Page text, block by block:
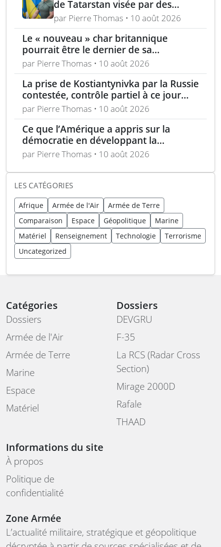
de Tatarstan visée par des
bombardements
par Pierre Thomas • 10 août 2026
Le « nouveau » char britannique
pourrait être le dernier de sa
génération
par Pierre Thomas • 10 août 2026
La prise de Kostiantynivka par la Russie
contestée, contrôle partiel à ce jour
selon Londres
par Pierre Thomas • 10 août 2026
Ce que l’Amérique a appris sur la
démocratie en développant la
technologie furtive
par Pierre Thomas • 10 août 2026
LES CATÉGORIES
Afrique Armée de l'Air
Armée de Terre
Comparaison
Espace Géopolitique
Marine
Matériel
Renseignement Technologie
Terrorisme
Uncategorized
Catégories
Dossiers
Armée de l'Air
Armée de Terre
Marine
Espace
Matériel
Dossiers
DEVGRU
F-35
La RCS (Radar Cross
Section)
Mirage 2000D
Rafale
THAAD
Informations du site
À propos
Politique de
confidentialité
Zone Armée
L’actualité militaire, stratégique et géopolitique